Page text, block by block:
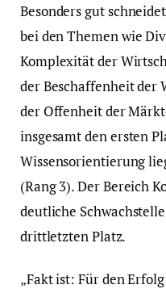
Besonders gut
bei den Themen wie
Komplexität der
der Beschaffenheit der
der Offenheit der
insgesamt den ersten
Wissensorientierung
(Rang 3). Der Bereich
deutliche
drittletzten Platz.
„Fakt ist: Für den